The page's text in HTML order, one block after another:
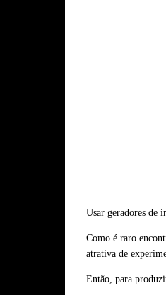
Usar geradores de
Como é raro
atrativa de
Então, para